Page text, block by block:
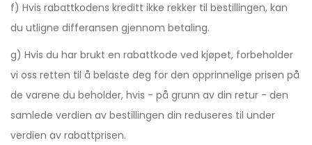
f) Hvis rabattkodens kreditt ikke rekker til bestillingen, kan
du utligne differansen gjennom betaling.
g) Hvis du har brukt en rabattkode ved kjøpet, forbeholder
vi oss retten til å belaste deg for den opprinnelige prisen på
de varene du beholder, hvis - på grunn av din retur - den
samlede verdien av bestillingen din reduseres til under
verdien av rabattprisen.